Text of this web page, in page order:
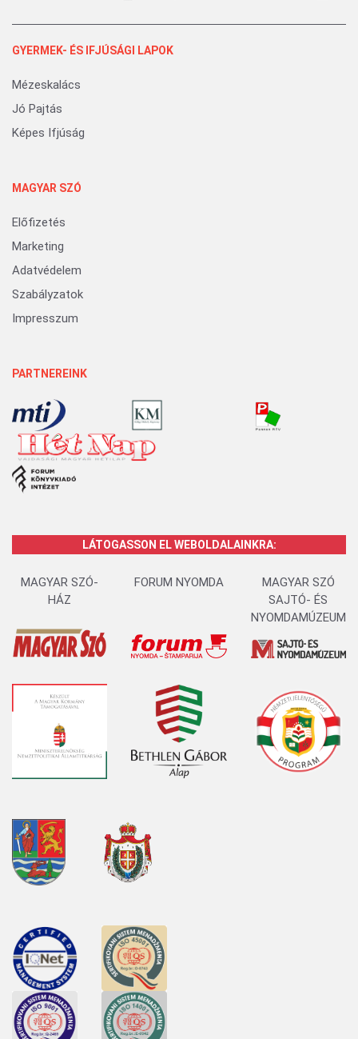
GYERMEK- ÉS IFJÚSÁGI LAPOK
Mézeskalács
Jó Pajtás
Képes Ifjúság
MAGYAR SZÓ
Előfizetés
Marketing
Adatvédelem
Szabályzatok
Impresszum
PARTNEREINK
LÁTOGASSON EL WEBOLDALAINKRA:
MAGYAR SZÓ-
HÁZ
FORUM NYOMDA
MAGYAR SZÓ
SAJTÓ- ÉS
NYOMDAMÚZEUM